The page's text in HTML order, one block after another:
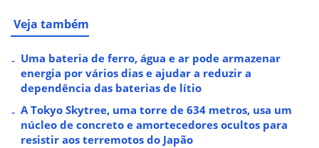
Veja também
Uma bateria de ferro, água e ar pode armazenar
energia por vários dias e ajudar a reduzir a
dependência das baterias de lítio
A Tokyo Skytree, uma torre de 634 metros, usa um
núcleo de concreto e amortecedores ocultos para
resistir aos terremotos do Japão